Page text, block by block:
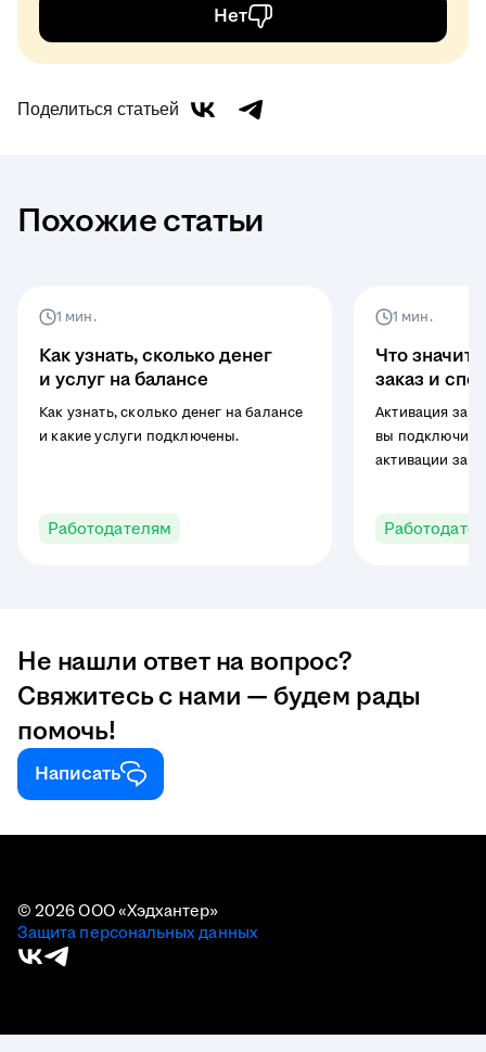
Нет
Поделиться статьей
Похожие статьи
1 мин.
Как узнать, сколько денег
и услуг на балансе
Как узнать, сколько денег на балансе
и какие услуги подключены.
Работодателям
1 мин.
Что значит
заказ и
Активация
вы
активации
на сайте.
Не нашли ответ на вопрос?
Свяжитесь с нами — будем рады
помочь!
Написать
© 2026 ООО «Хэдхантер»
Защита персональных данных